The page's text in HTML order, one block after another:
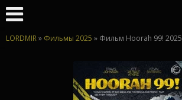
LORDMIR» Фильмы 2025 » Фильм Hoorah 99! 2025